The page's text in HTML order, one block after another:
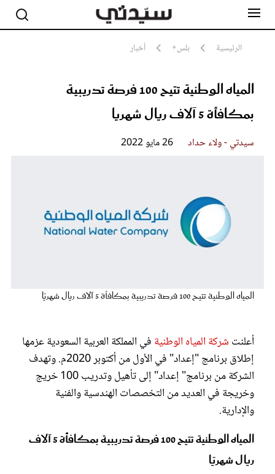
الرئيسية بلس+ أخبار
المياه الوطنية تتيح 100 فرصة تدريبية
بمكافأة 5 آلاف ريال شهريا
سيدتي - ولاء حداد 26 مايو 2022
المياه الوطنية تتيح 100 فرصة تدريبية بمكافأة 5 آلاف ريال شهريًا
أعلنت شركة المياه الوطنية في المملكة العربية السعودية عزمها
إطلاق برنامج "إعداد" في الأول من أكتوبر 2020م. وتهدف
الشركة من برنامج" إعداد" إلى تأهيل وتدريب 100 خريج
وخريجة في العديد من التخصصات الهندسية والفنية
والإدارية.
المياه الوطنية تتيح 100 فرصة تدريبية بمكافأة 5 آلاف
ريال شهريًا
مشاهير
جمال
سيدتي وطفلك
مطبخ سيدتي
مقالات الرأي